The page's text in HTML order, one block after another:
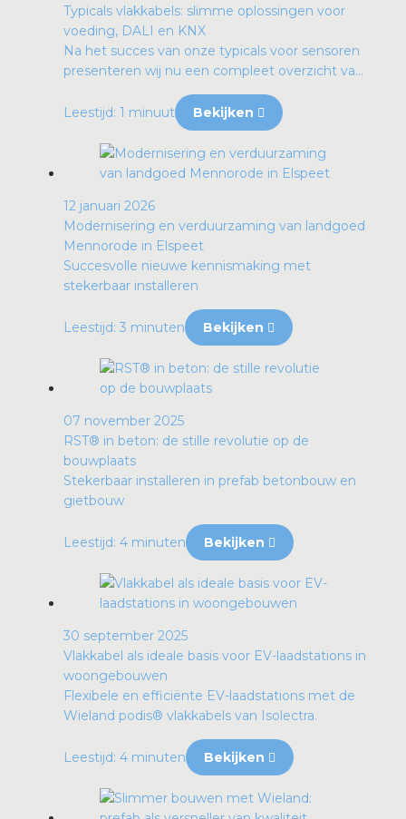
Typicals vlakkabels: slimme oplossingen voor
voeding, DALI en KNX
Na het succes van onze typicals voor sensoren
presenteren wij nu een compleet overzicht va...
Leestijd: 1 minuut Bekijken
12 januari 2026
Modernisering en verduurzaming van landgoed
Mennorode in Elspeet
Succesvolle nieuwe kennismaking met
stekerbaar installeren
Leestijd: 3 minuten Bekijken
07 november 2025
RST® in beton: de stille revolutie op de
bouwplaats
Stekerbaar installeren in prefab betonbouw en
gietbouw
Leestijd: 4 minuten Bekijken
30 september 2025
Vlakkabel als ideale basis voor EV-laadstations in
woongebouwen
Flexibele en efficiënte EV-laadstations met de
Wieland podis® vlakkabels van Isolectra.
Leestijd: 4 minuten Bekijken